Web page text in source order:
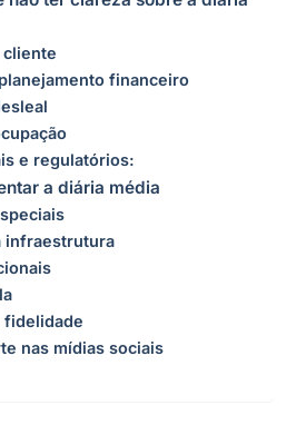
cliente
financeiro
e regulatórios:
a diária média
infraestrutura
fidelidade
nas mídias sociais